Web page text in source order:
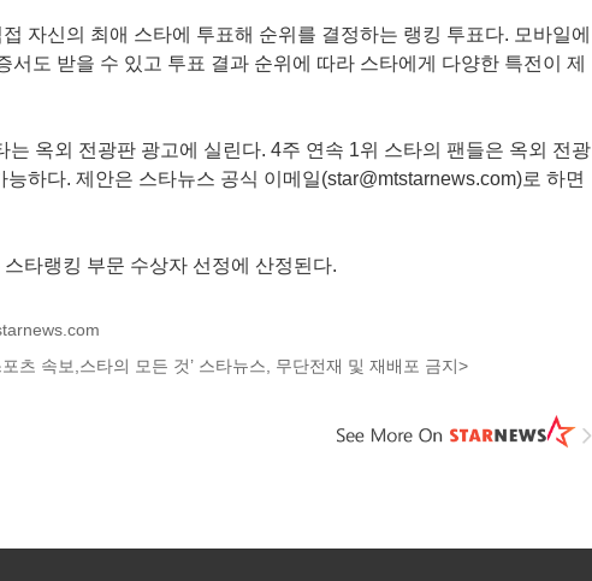
자신의 최애 스타에 투표해 순위를 결정하는 랭킹 투표다. 모바일에
서도 받을 수 있고 투표 결과 순위에 따라 스타에게 다양한 특전이 제
는 옥외 전광판 광고에 실린다. 4주 연속 1위 스타의 팬들은 옥외 전광
하다. 제안은 스타뉴스 공식 이메일(star@mtstarnews.com)로 하면
타랭킹 부문 수상자 선정에 산정된다.
츠 속보,스타의 모든 것’ 스타뉴스, 무단전재 및 재배포 금지>